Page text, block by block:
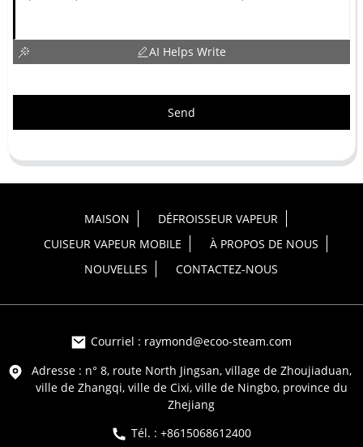
AI Helps Write
Send
MAISON
DÉFROISSEUR VAPEUR
CUISEUR VAPEUR MOBILE
À PROPOS DE NOUS
NOUVELLES
CONTACTEZ-NOUS
Courriel : raymond@ecoo-steam.com
Adresse : n° 8, route North Jingsan, village de Zhoujiaduan,
ville de Zhangqi, ville de Cixi, ville de Ningbo, province du
Zhejiang
Tél. : +8615068612400